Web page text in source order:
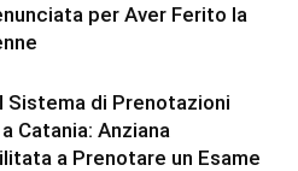
per Aver Ferito la
Sistema di Prenotazioni
Catania: Anziana
a Prenotare un Esame